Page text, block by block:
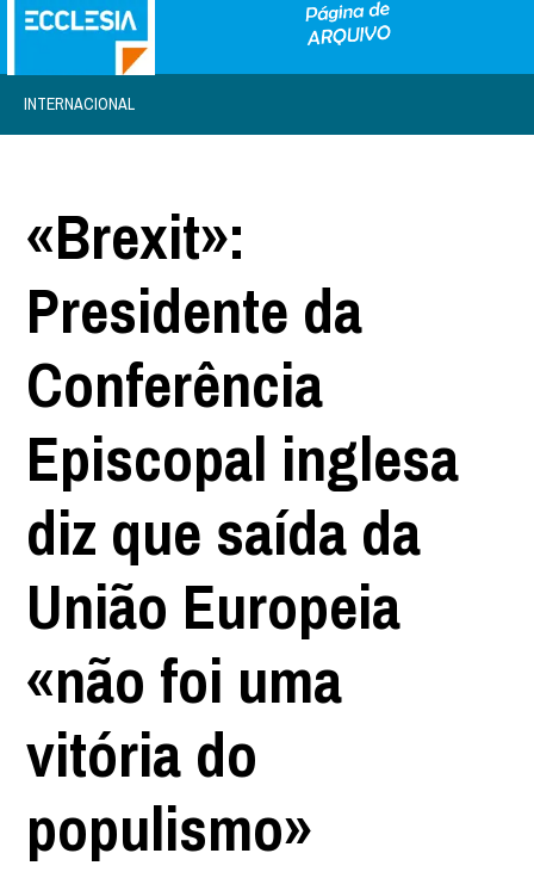
INTERNACIONAL
«Brexit»:
Presidente da
Conferência
Episcopal inglesa
diz que saída da
União Europeia
«não foi uma
vitória do
populismo»